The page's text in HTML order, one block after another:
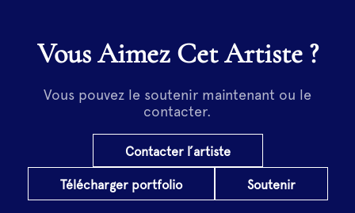
Vous Aimez Cet Artiste ?
Vous pouvez le soutenir maintenant ou le
contacter.
Contacter l’artiste
Télécharger portfolio Soutenir